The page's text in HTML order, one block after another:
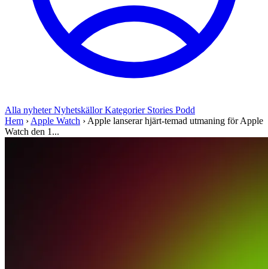
Alla nyheterNyhetskällorKategorier Stories Podd
Hem › Apple Watch › Apple lanserar hjärt-temad utmaning för Apple
Watch den 1...